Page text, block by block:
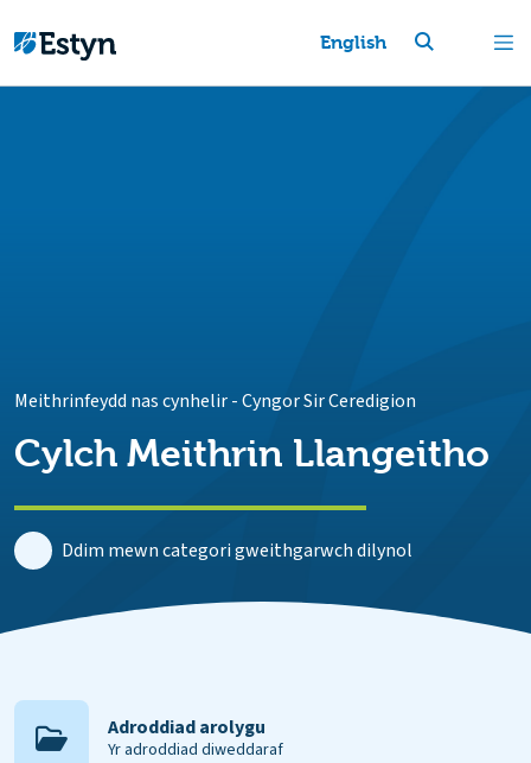
English
Meithrinfeydd nas cynhelir-Cyngor Sir Ceredigion
Cylch Meithrin Llangeitho
Ddim mewn categori gweithgarwch dilynol
Adroddiad arolygu
Yr adroddiad diweddaraf